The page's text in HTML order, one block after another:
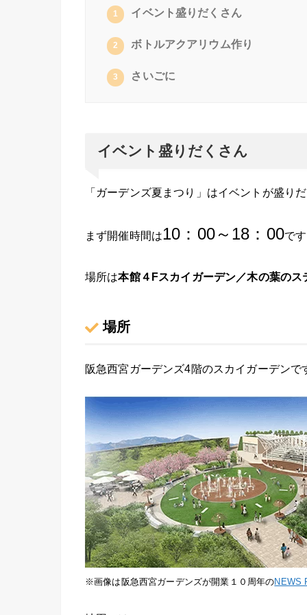
1 イベント盛りだくさん
2 ボトルアクアリウム作り
3 さいごに
イベント盛りだくさん
「ガーデンズ夏まつり」はイベントが盛り
まず開催時間は10：00～18：00で
場所は本館４Fスカイガーデン／木の葉のス
場所
阪急西宮ガーデンズ4階のスカイガーデンで
※画像は阪急西宮ガーデンズが開業１０周年のNEWS